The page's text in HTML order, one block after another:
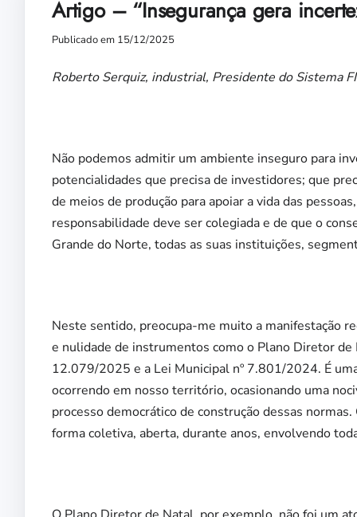
Artigo – “Insegurança gera
Publicado em 15/12/2025
Roberto Serquiz, industrial, Presidente do Sistema
Não podemos admitir um ambiente inseguro para
potencialidades que precisa de investidores; que
de meios de produção para apoiar a vida das
responsabilidade deve ser colegiada e de que o
Grande do Norte, todas as suas instituições,
Neste sentido, preocupa-me muito a manifestação
e nulidade de instrumentos como o Plano Diretor
12.079/2025 e a Lei Municipal nº 7.801/2024. É
ocorrendo em nosso território, ocasionando uma
processo democrático de construção dessas
forma coletiva, aberta, durante anos, envolvendo